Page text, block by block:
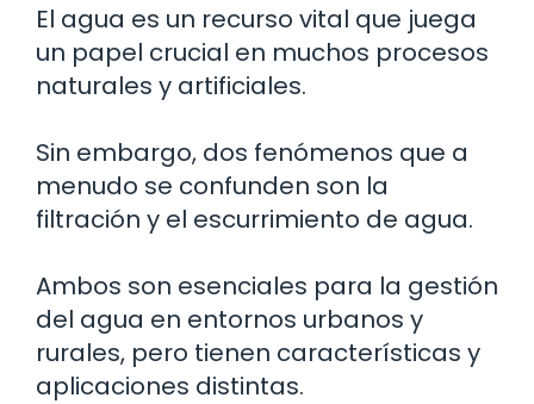
El agua es un recurso vital que juega
un papel crucial en muchos procesos
naturales y artificiales.
Sin embargo, dos fenómenos que a
menudo se confunden son la
filtración y el escurrimiento de agua.
Ambos son esenciales para la gestión
del agua en entornos urbanos y
rurales, pero tienen características y
aplicaciones distintas.